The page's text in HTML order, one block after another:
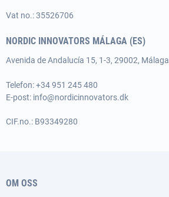
Vat no.: 35526706
NORDIC INNOVATORS MÁLAGA (ES)
Avenida de Andalucía 15, 1-3, 29002, Málaga
Telefon: +34 951 245 480
E-post: info@nordicinnovators.dk
CIF.no.: B93349280
OM OSS